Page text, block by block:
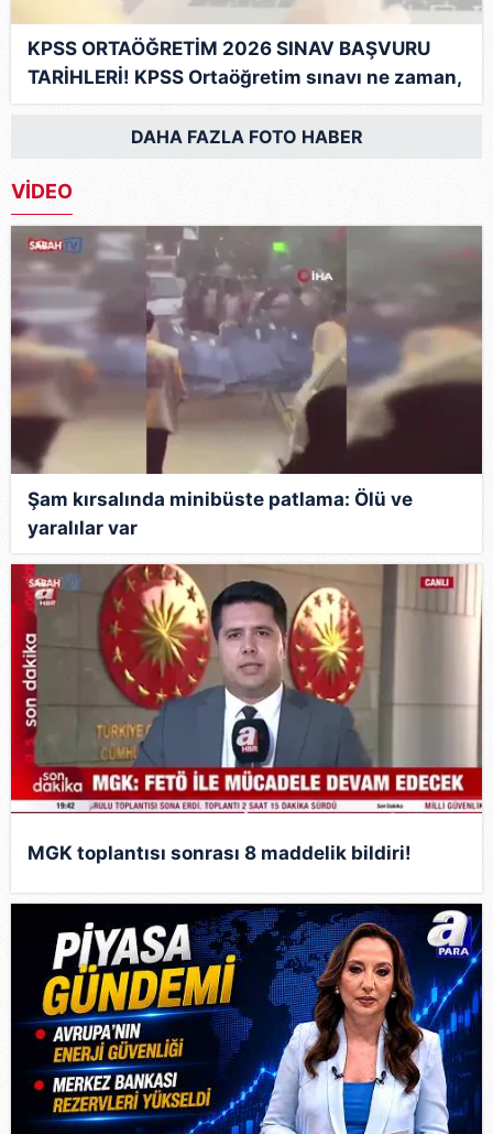
KPSS ORTAÖĞRETİM 2026 SINAV BAŞVURU
TARİHLERİ! KPSS Ortaöğretim sınavı ne zaman,
saat kaçta?
DAHA FAZLA FOTO HABER
VİDEO
Şam kırsalında minibüste patlama: Ölü ve
yaralılar var
MGK toplantısı sonrası 8 maddelik bildiri!